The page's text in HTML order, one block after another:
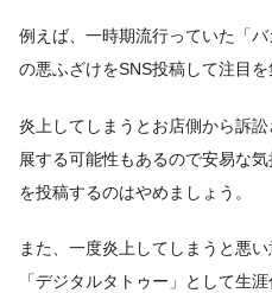
例えば、一時期流行っていた「
の悪ふざけをSNS投稿して注目を
炎上してしまうとお店側から訴
展する可能性もあるので安易な
を投稿するのはやめましょう。
また、一度炎上してしまうと悪
「デジタルタトゥー」として生